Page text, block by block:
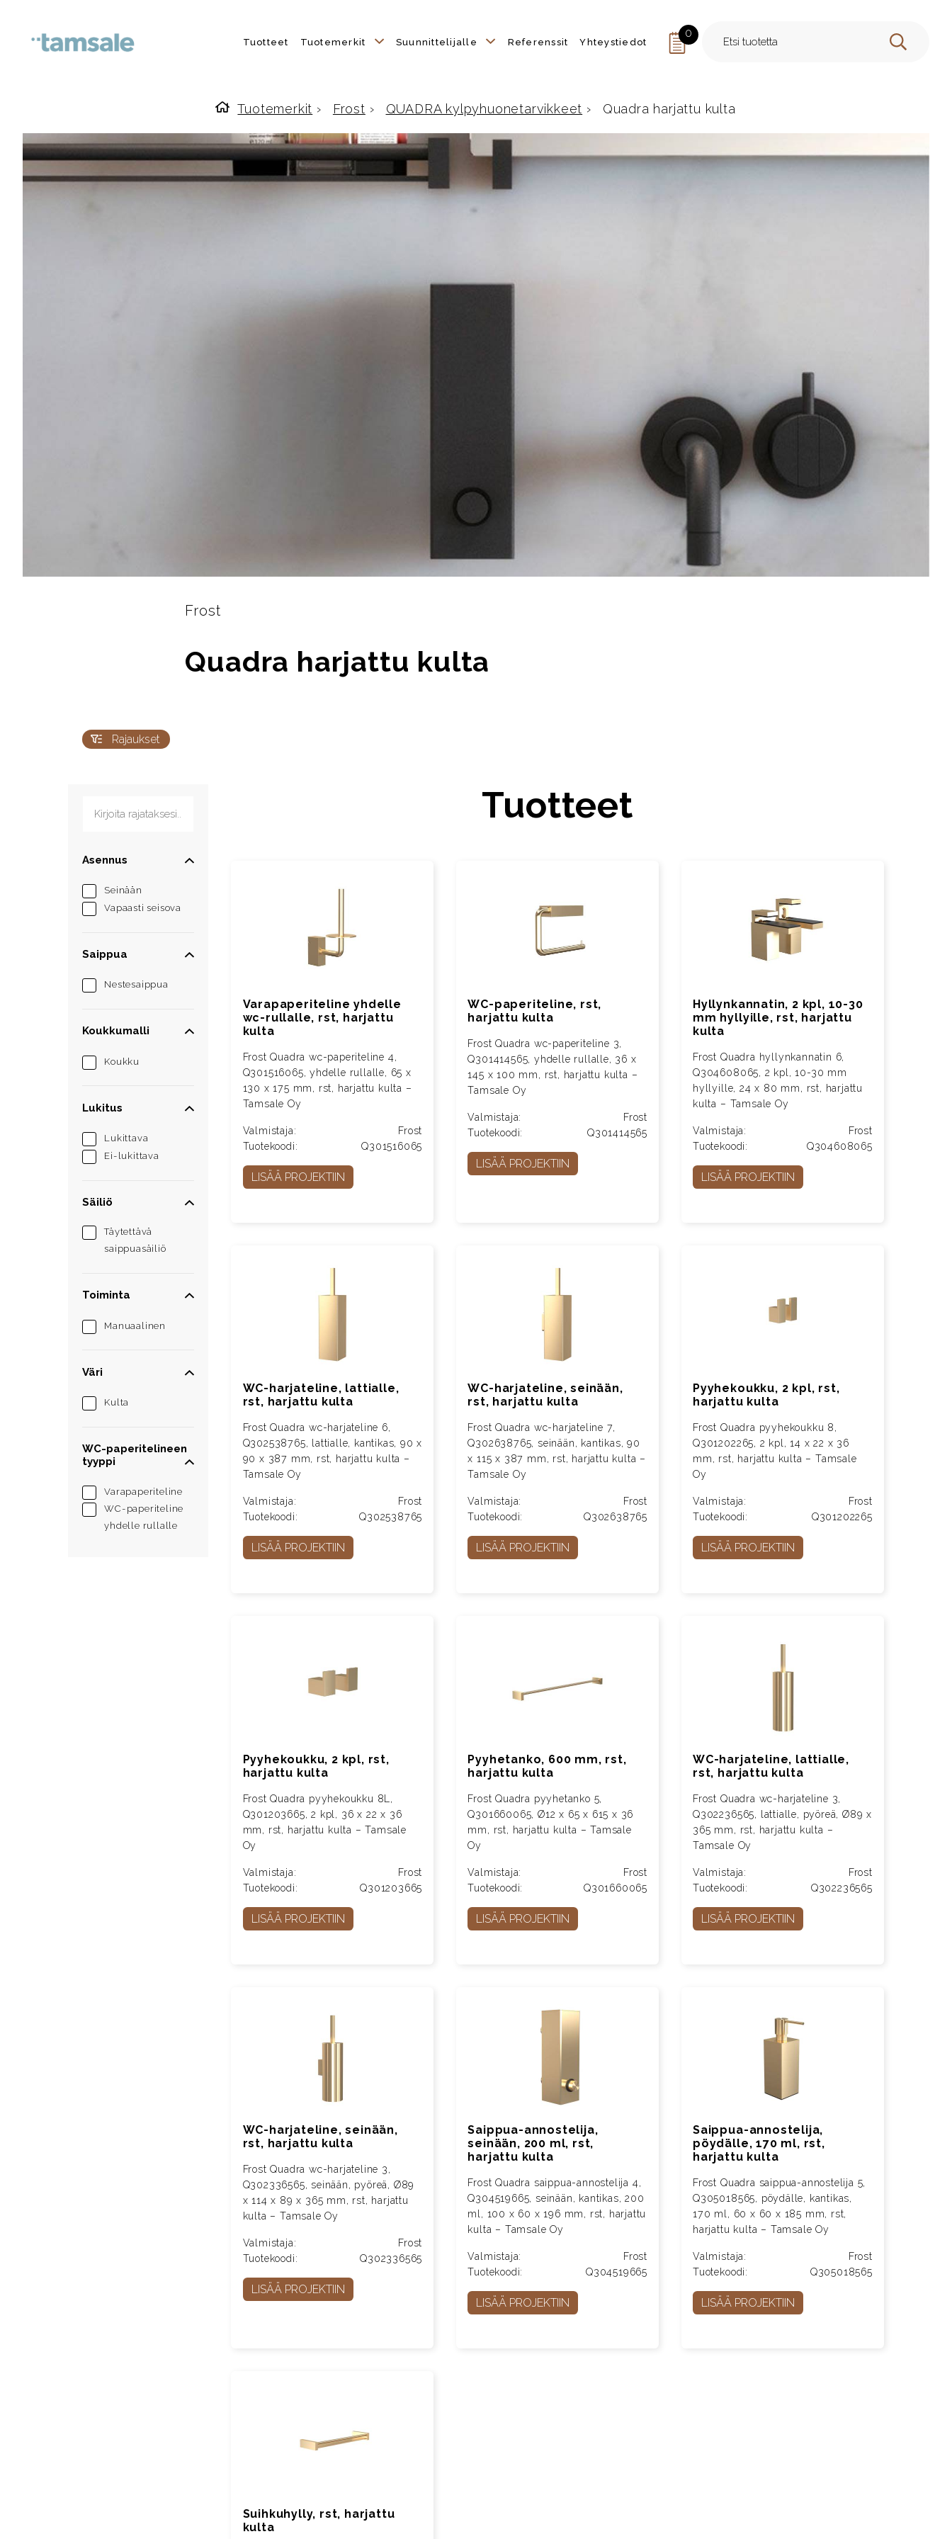
Tuotteet Tuotemerkit Suunnittelijalle Referenssit Yhteystiedot
0
HAE
Etusivulle
Tuotemerkit › Frost › QUADRA kylpyhuonetarvikkeet › Quadra harjattu kulta
Frost
Quadra harjattu kulta
Rajaukset
Asennus
Seinään
Vapaasti seisova
Saippua
Nestesaippua
Koukkumalli
Koukku
Lukitus
Lukittava
Ei-lukittava
Säiliö
Täytettävä
saippuasäiliö
Toiminta
Manuaalinen
Väri
Kulta
WC-paperitelineen
tyyppi
Varapaperiteline
WC-paperiteline
yhdelle rullalle
Tuotteet
Varapaperiteline yhdelle
wc-rullalle, rst, harjattu
kulta
Frost Quadra wc-paperiteline 4,
Q301516065, yhdelle rullalle, 65 x
130 x 175 mm, rst, harjattu kulta –
Tamsale Oy
Valmistaja:
Frost
Tuotekoodi:
Q301516065
LISÄÄ PROJEKTIIN
WC-paperiteline, rst,
harjattu kulta
Frost Quadra wc-paperiteline 3,
Q301414565, yhdelle rullalle, 36 x
145 x 100 mm, rst, harjattu kulta –
Tamsale Oy
Valmistaja:
Frost
Tuotekoodi:
Q301414565
LISÄÄ PROJEKTIIN
Hyllynkannatin, 2 kpl, 10-30
mm hyllyille, rst, harjattu
kulta
Frost Quadra hyllynkannatin 6,
Q304608065, 2 kpl, 10-30 mm
hyllyille, 24 x 80 mm, rst, harjattu
kulta – Tamsale Oy
Valmistaja:
Frost
Tuotekoodi:
Q304608065
LISÄÄ PROJEKTIIN
WC-harjateline, lattialle,
rst, harjattu kulta
Frost Quadra wc-harjateline 6,
Q302538765, lattialle, kantikas, 90 x
90 x 387 mm, rst, harjattu kulta –
Tamsale Oy
Valmistaja:
Frost
Tuotekoodi:
Q302538765
LISÄÄ PROJEKTIIN
WC-harjateline, seinään,
rst, harjattu kulta
Frost Quadra wc-harjateline 7,
Q302638765, seinään, kantikas, 90
x 115 x 387 mm, rst, harjattu kulta –
Tamsale Oy
Valmistaja:
Frost
Tuotekoodi:
Q302638765
LISÄÄ PROJEKTIIN
Pyyhekoukku, 2 kpl, rst,
harjattu kulta
Frost Quadra pyyhekoukku 8,
Q301202265, 2 kpl, 14 x 22 x 36
mm, rst, harjattu kulta – Tamsale
Oy
Valmistaja:
Frost
Tuotekoodi:
Q301202265
LISÄÄ PROJEKTIIN
Pyyhekoukku, 2 kpl, rst,
harjattu kulta
Frost Quadra pyyhekoukku 8L,
Q301203665, 2 kpl, 36 x 22 x 36
mm, rst, harjattu kulta – Tamsale
Oy
Valmistaja:
Frost
Tuotekoodi:
Q301203665
LISÄÄ PROJEKTIIN
Pyyhetanko, 600 mm, rst,
harjattu kulta
Frost Quadra pyyhetanko 5,
Q301660065, Ø12 x 65 x 615 x 36
mm, rst, harjattu kulta – Tamsale
Oy
Valmistaja:
Frost
Tuotekoodi:
Q301660065
LISÄÄ PROJEKTIIN
WC-harjateline, lattialle,
rst, harjattu kulta
Frost Quadra wc-harjateline 3,
Q302236565, lattialle, pyöreä, Ø89 x
365 mm, rst, harjattu kulta –
Tamsale Oy
Valmistaja:
Frost
Tuotekoodi:
Q302236565
LISÄÄ PROJEKTIIN
WC-harjateline, seinään,
rst, harjattu kulta
Frost Quadra wc-harjateline 3,
Q302336565, seinään, pyöreä, Ø89
x 114 x 89 x 365 mm, rst, harjattu
kulta – Tamsale Oy
Valmistaja:
Frost
Tuotekoodi:
Q302336565
LISÄÄ PROJEKTIIN
Saippua-annostelija,
seinään, 200 ml, rst,
harjattu kulta
Frost Quadra saippua-annostelija 4,
Q304519665, seinään, kantikas, 200
ml, 100 x 60 x 196 mm, rst, harjattu
kulta – Tamsale Oy
Valmistaja:
Frost
Tuotekoodi:
Q304519665
LISÄÄ PROJEKTIIN
Saippua-annostelija,
pöydälle, 170 ml, rst,
harjattu kulta
Frost Quadra saippua-annostelija 5,
Q305018565, pöydälle, kantikas,
170 ml, 60 x 60 x 185 mm, rst,
harjattu kulta – Tamsale Oy
Valmistaja:
Frost
Tuotekoodi:
Q305018565
LISÄÄ PROJEKTIIN
Suihkuhylly, rst, harjattu
kulta